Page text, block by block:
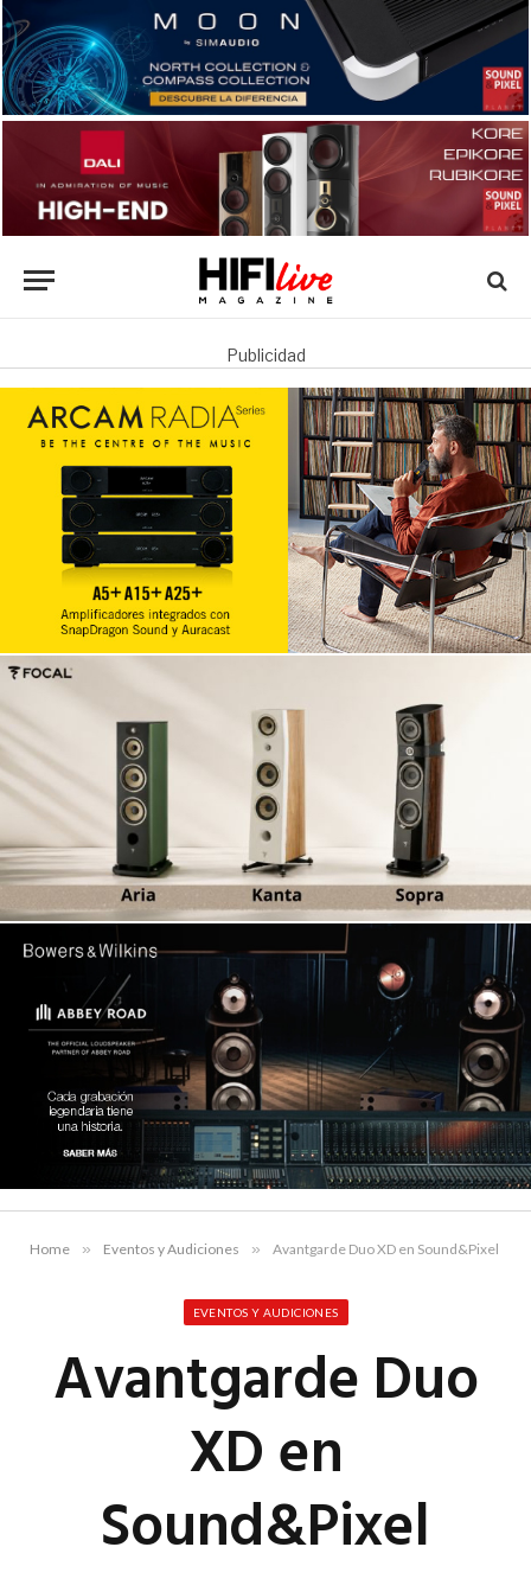
Publicidad
Home » Eventos y Audiciones » Avantgarde Duo XD en Sound&Pixel
EVENTOS Y AUDICIONES
Avantgarde Duo
XD en
Sound&Pixel